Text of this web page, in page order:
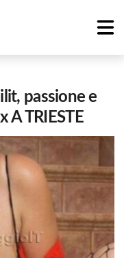
passione e
A TRIESTE